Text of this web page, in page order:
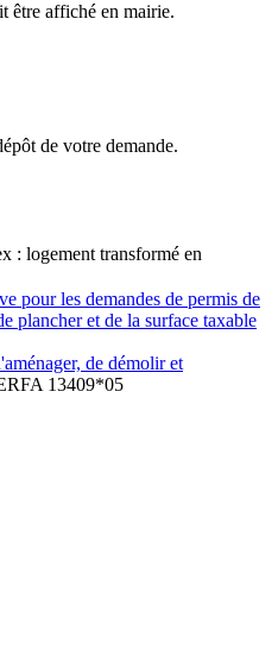
: logement transformé en
être affiché en mairie.
de votre demande.
pour les demandes de permis de
plancher et de la surface taxable
de démolir et
13409*05